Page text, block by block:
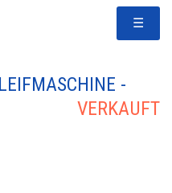
☰
-
VERKAUFT